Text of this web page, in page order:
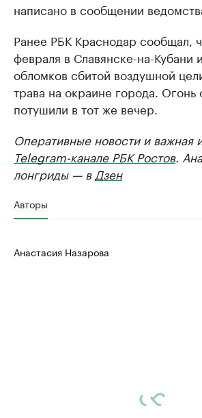
написано в сообщении
Ранее РБК Краснодар сообщал,
февраля в Славянске-на-Кубани
обломков сбитой воздушной
трава на окраине города. Огонь
потушили в тот же вечер.
Оперативные новости и
Telegram-канале РБК Ростов.
лонгриды — в Дзен
Авторы
Анастасия Назарова